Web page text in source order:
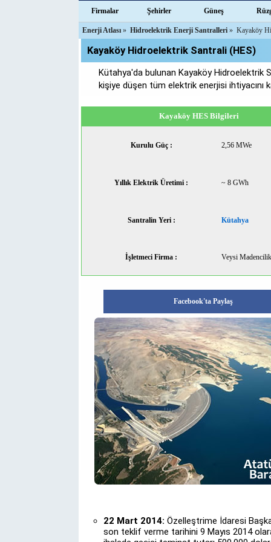
Firmalar Şehirler Güneş
Enerji Atlası » Hidroelektrik Enerji Santralleri » Kayaköy
Kayaköy Hidroelektrik Santrali (HES)
Kütahya'da bulunan Kayaköy Hidroelektrik
kişiye düşen tüm elektrik enerjisi ihtiyacını
Kayaköy HES Bilgileri
Kurulu Güç : 2,56 MWe
Yıllık Elektrik Üretimi : ~ 8 GWh
Santralin Yeri : Kütahya
İşletmeci Firma : Veysi Madencilik
Facebook'ta Paylaş
22 Mart 2014: Özelleştrime İdaresi
son teklif verme tarihini 9 Mayıs 2014